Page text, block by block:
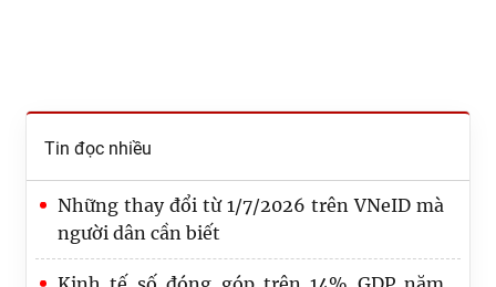
Tin đọc nhiều
Những thay đổi từ 1/7/2026 trên VNeID mà
người dân cần biết